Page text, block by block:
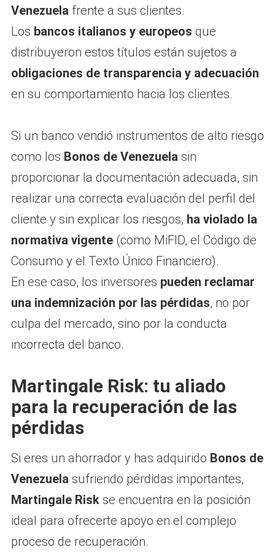
Venezuela frente a sus clientes.
Los bancos italianos y europeos que
distribuyeron estos títulos están sujetos a
obligaciones de transparencia y adecuación
en su comportamiento hacia los clientes.
Si un banco vendió instrumentos de alto riesgo
como los Bonos de Venezuela sin
proporcionar la documentación adecuada, sin
realizar una correcta evaluación del perfil del
cliente y sin explicar los riesgos, ha violado la
normativa vigente(como MiFID, el Código de
Consumo y el Texto Único Financiero).
En ese caso, los inversores pueden reclamar
una indemnización por las pérdidas, no por
culpa del mercado, sino por la conducta
incorrecta del banco.
Martingale Risk: tu aliado
para la recuperación de las
pérdidas
Si eres un ahorrador y has adquirido Bonos de
Venezuela sufriendo pérdidas importantes,
Martingale Riskse encuentra en la posición
ideal para ofrecerte apoyo en el complejo
proceso de recuperación.